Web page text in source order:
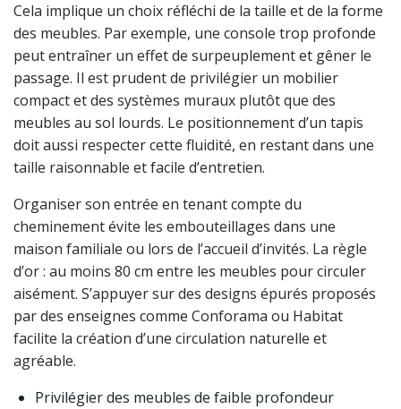
Cela implique un choix réfléchi de la taille et de la forme
des meubles. Par exemple, une console trop profonde
peut entraîner un effet de surpeuplement et gêner le
passage. Il est prudent de privilégier un mobilier
compact et des systèmes muraux plutôt que des
meubles au sol lourds. Le positionnement d’un tapis
doit aussi respecter cette fluidité, en restant dans une
taille raisonnable et facile d’entretien.
Organiser son entrée en tenant compte du
cheminement évite les embouteillages dans une
maison familiale ou lors de l’accueil d’invités. La règle
d’or : au moins 80 cm entre les meubles pour circuler
aisément. S’appuyer sur des designs épurés proposés
par des enseignes comme Conforama ou Habitat
facilite la création d’une circulation naturelle et
agréable.
Privilégier des meubles de faible profondeur